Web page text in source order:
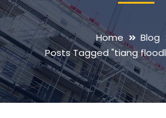
Home
Blog
Posts Tagged "tiang